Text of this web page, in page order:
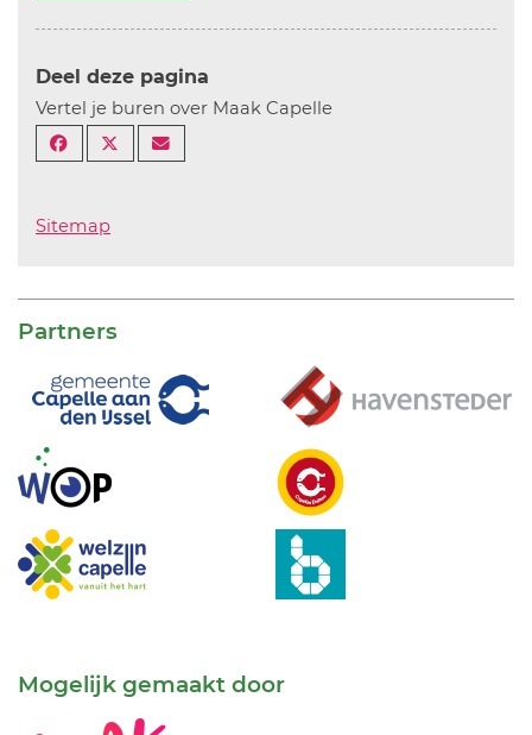
Deel deze pagina
Vertel je buren over Maak Capelle
Sitemap
Partners
Mogelijk gemaakt door